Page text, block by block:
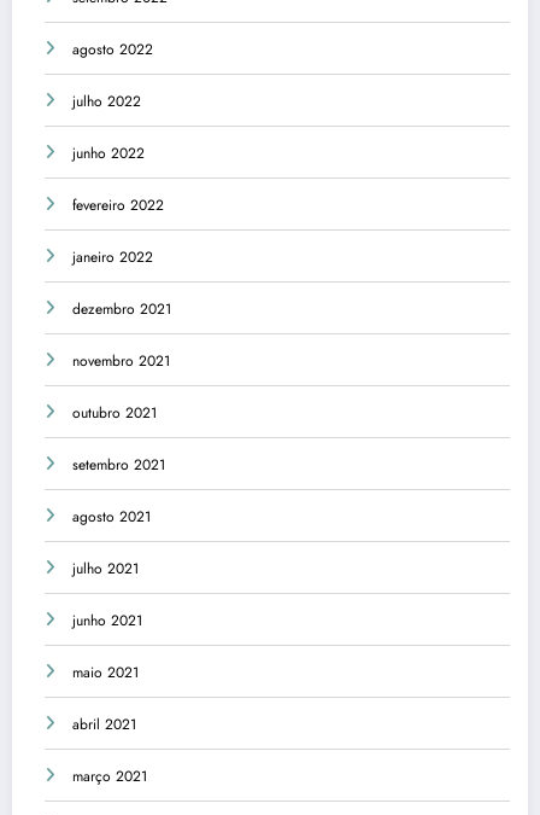
agosto 2022
julho 2022
junho 2022
fevereiro 2022
janeiro 2022
dezembro 2021
novembro 2021
outubro 2021
setembro 2021
agosto 2021
julho 2021
junho 2021
maio 2021
abril 2021
março 2021